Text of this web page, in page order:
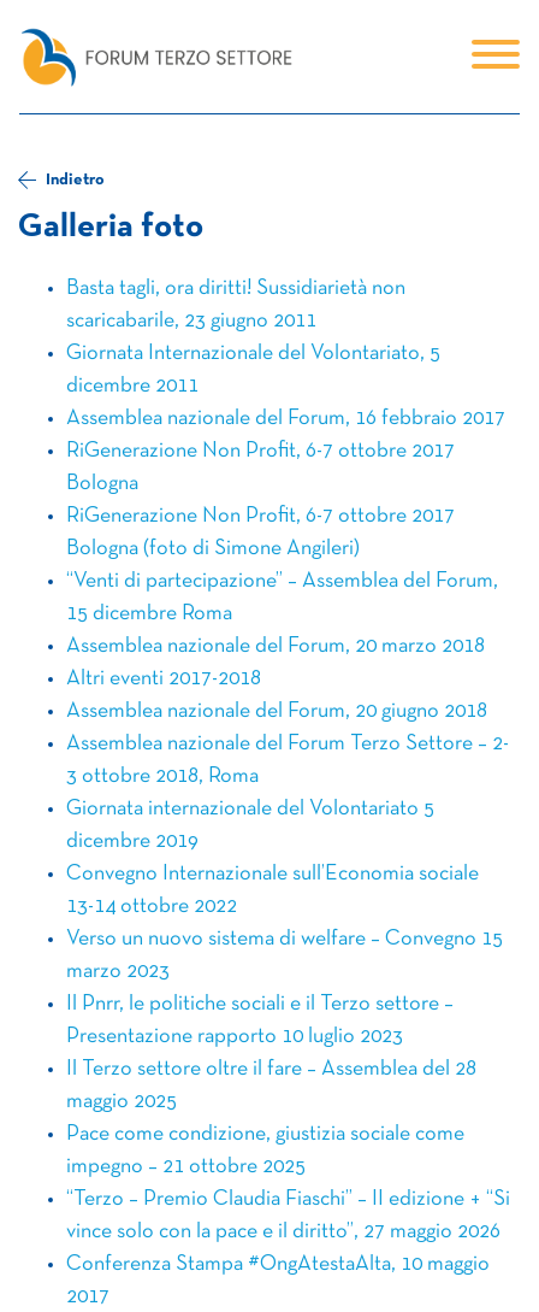
Indietro
Galleria foto
Basta tagli, ora diritti! Sussidiarietà non
scaricabarile, 23 giugno 2011
Giornata Internazionale del Volontariato, 5
dicembre 2011
Assemblea nazionale del Forum, 16 febbraio 2017
RiGenerazione Non Profit, 6-7 ottobre 2017
Bologna
RiGenerazione Non Profit, 6-7 ottobre 2017
Bologna (foto di Simone Angileri)
“Venti di partecipazione” – Assemblea del Forum,
15 dicembre Roma
Assemblea nazionale del Forum, 20 marzo 2018
Altri eventi 2017-2018
Assemblea nazionale del Forum, 20 giugno 2018
Assemblea nazionale del Forum Terzo Settore – 2-
3 ottobre 2018, Roma
Giornata internazionale del Volontariato 5
dicembre 2019
Convegno Internazionale sull’Economia sociale
13-14 ottobre 2022
Verso un nuovo sistema di welfare – Convegno 15
marzo 2023
Il Pnrr, le politiche sociali e il Terzo settore –
Presentazione rapporto 10 luglio 2023
Il Terzo settore oltre il fare – Assemblea del 28
maggio 2025
Pace come condizione, giustizia sociale come
impegno – 21 ottobre 2025
“Terzo – Premio Claudia Fiaschi” – II edizione + “Si
vince solo con la pace e il diritto”, 27 maggio 2026
Conferenza Stampa #OngAtestaAlta, 10 maggio
2017